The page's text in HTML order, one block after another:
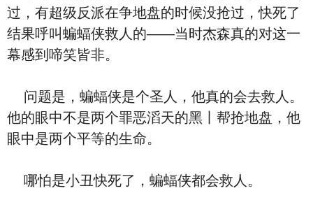
过，有超级反派在争地盘的时候没抢过，快死了
结果呼叫蝙蝠侠救人的——当时杰森真的对这一
幕感到啼笑皆非。
问题是，蝙蝠侠是个圣人，他真的会去救人。
他的眼中不是两个罪恶滔天的黑丨帮抢地盘，他
眼中是两个平等的生命。
哪怕是小丑快死了，蝙蝠侠都会救人。